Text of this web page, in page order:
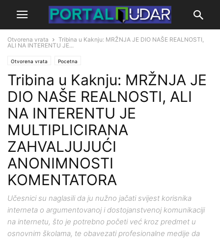
Otvorena vrata
Tribina u Kaknju: MRŽNJA JE DIO NAŠE REALNOSTI,
ALI NA INTERENTU JE...
Otvorena vrata Pocetna
Tribina u Kaknju: MRŽNJA JE
DIO NAŠE REALNOSTI, ALI
NA INTERENTU JE
MULTIPLICIRANA
ZAHVALJUJUĆI
ANONIMNOSTI
KOMENTATORA
Učesnici su naglasili da ju nužno jačati svijest korisnika
interneta o argumentovanoj i dostojanstvenoj komunikaciji
na internetu, što je potrebno početi već kroz predmet u
osnovnim školama, te obavezati profesionalne medije da